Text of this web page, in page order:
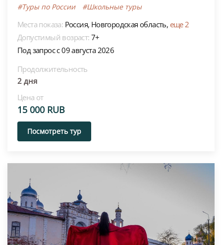
#Туры по России #Школьные туры
Места показа: Россия, Новгородская область, еще 2
Допустимый возраст: 7+
Под запрос с 09 августа 2026
Продолжительность
2 дня
Цена от
15 000 RUB
Посмотреть тур